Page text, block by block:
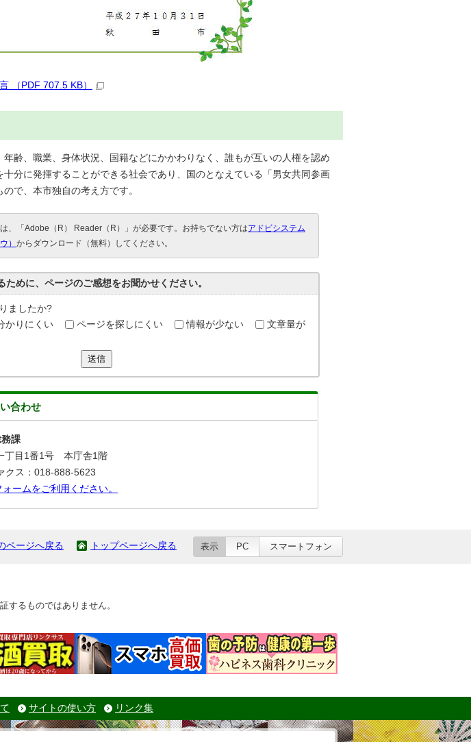
（PDF 707.5 KB）
年齢、職業、身体状況、国籍などにかかわりなく、誰もが互いの人権を認め
分に発揮することができる社会であり、国のとなえている「男女共同参画
で、本市独自の考え方です。
、「Adobe（R） Reader（R）」が必要です。お持ちでない方はアドビシステム
） からダウンロード（無料）してください。
ために、ページのご感想をお聞かせください。
ましたか?
かりにくい ページを探しにくい 情報が少ない
文章量が
送信
合わせ
課
丁目1番1号 本庁舎1階
ス：018-888-5623
ームをご利用ください。
ページへ戻る トップページへ戻る 表示 PC スマートフォン
するものではありません。
サイトの使い方 リンク集